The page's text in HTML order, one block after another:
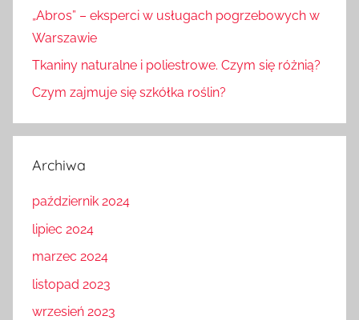
„Abros” – eksperci w usługach pogrzebowych w
Warszawie
Tkaniny naturalne i poliestrowe. Czym się różnią?
Czym zajmuje się szkółka roślin?
Archiwa
październik 2024
lipiec 2024
marzec 2024
listopad 2023
wrzesień 2023